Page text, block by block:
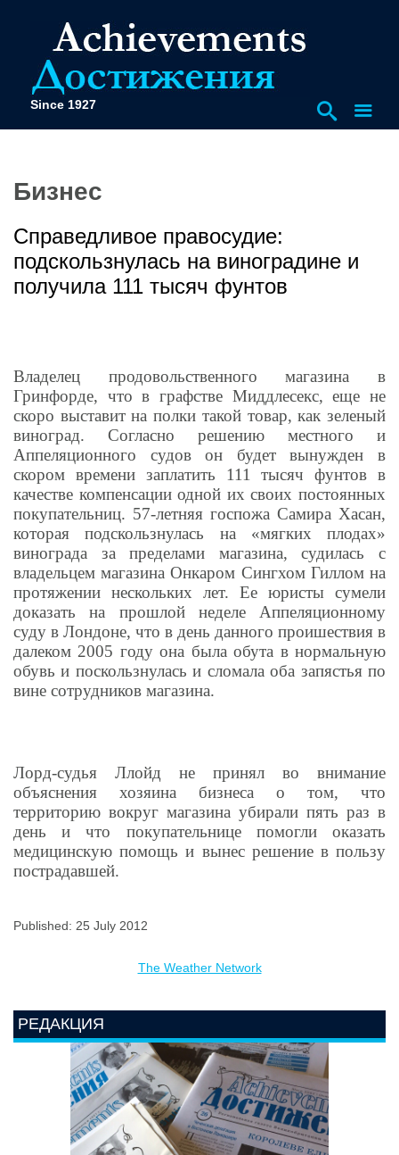
Since 1927
Бизнес
Справедливое правосудие:
подскользнулась на виноградине и
получила 111 тысяч фунтов
Владелец продовольственного магазина в
Гринфорде, что в графстве Миддлесекс, еще не
скоро выставит на полки такой товар, как зеленый
виноград. Согласно решению местного и
Аппеляционного судов он будет вынужден в
скором времени заплатить 111 тысяч фунтов в
качестве компенсации одной их своих постоянных
покупательниц. 57-летняя госпожа Самира Хасан,
которая подскользнулась на «мягких плодах»
винограда за пределами магазина, судилась с
владельцем магазина Онкаром Сингхом Гиллом на
протяжении нескольких лет. Ее юристы сумели
доказать на прошлой неделе Аппеляционному
суду в Лондоне, что в день данного проишествия в
далеком 2005 году она была обута в нормальную
обувь и поскользнулась и сломала оба запястья по
вине сотрудников магазина.
Лорд-судья Ллойд не принял во внимание
объяснения хозяина бизнеса о том, что
территорию вокруг магазина убирали пять раз в
день и что покупательнице помогли оказать
медицинскую помощь и вынес решение в пользу
пострадавшей.
Published: 25 July 2012
The Weather Network
РЕДАКЦИЯ